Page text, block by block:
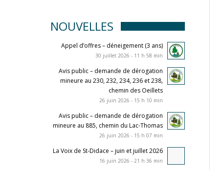
NOUVELLES
Appel d’offres – déneigement (3 ans)
30 juillet 2026 - 11 h 58 min
Avis public – demande de dérogation
mineure au 230, 232, 234, 236 et 238,
chemin des Oeillets
26 juin 2026 - 15 h 10 min
Avis public – demande de dérogation
mineure au 885, chemin du Lac-Thomas
26 juin 2026 - 15 h 07 min
La Voix de St-Didace – juin et juillet 2026
16 juin 2026 - 21 h 36 min